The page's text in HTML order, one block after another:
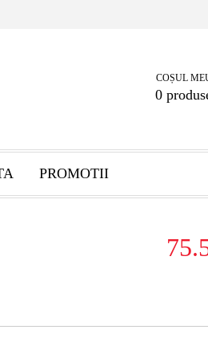
COȘUL
0
PROMOTII